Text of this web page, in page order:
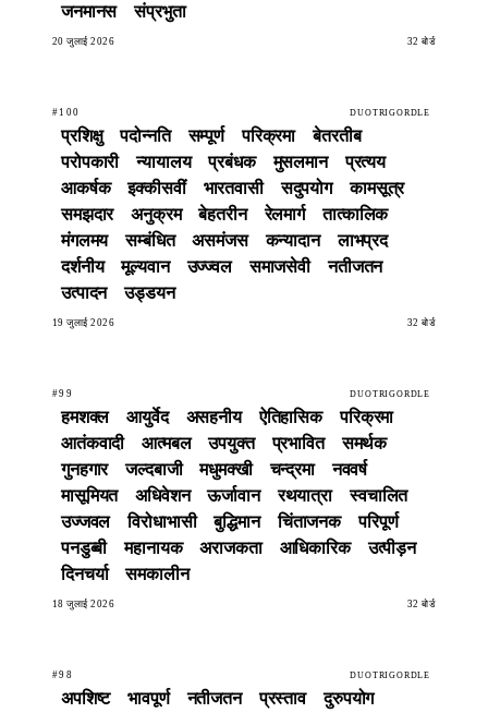
जनमानस संप्रभुता
20 जुलाई 2026 32 बोर्ड
#100 DUOTRIGORDLE
प्रशिक्षु पदोन्नति सम्पूर्ण परिक्रमा
बेतरतीब
परोपकारी
न्यायालय प्रबंधक मुसलमान
प्रत्यय
आकर्षक
इक्कीसवीं भारतवासी सदुपयोग
कामसूत्र
समझदार
अनुक्रम बेहतरीन रेलमार्ग
तात्कालिक
मंगलमय
सम्बंधित असमंजस कन्यादान
लाभप्रद
दर्शनीय
मूल्यवान उज्ज्वल समाजसेवी
नतीजतन
उत्पादन
उड्डयन
19 जुलाई 2026 32 बोर्ड
#99 DUOTRIGORDLE
हमशक्ल आयुर्वेद असहनीय ऐतिहासिक
परिक्रमा
आतंकवादी
आत्मबल उपयुक्त प्रभावित
समर्थक
गुनहगार
जल्दबाजी मधुमक्खी चन्द्रमा
नववर्ष
मासूमियत
अधिवेशन ऊर्जावान रथयात्रा
स्वचालित
उज्जवल
विरोधाभासी बुद्धिमान चिंताजनक
परिपूर्ण
पनडुब्बी
महानायक अराजकता आधिकारिक
उत्पीड़न
दिनचर्या
समकालीन
18 जुलाई 2026 32 बोर्ड
#98 DUOTRIGORDLE
अपशिष्ट भावपूर्ण नतीजतन प्रस्ताव
दुरुपयोग